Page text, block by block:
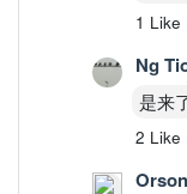
1 Like
Ng
是来
2 Like